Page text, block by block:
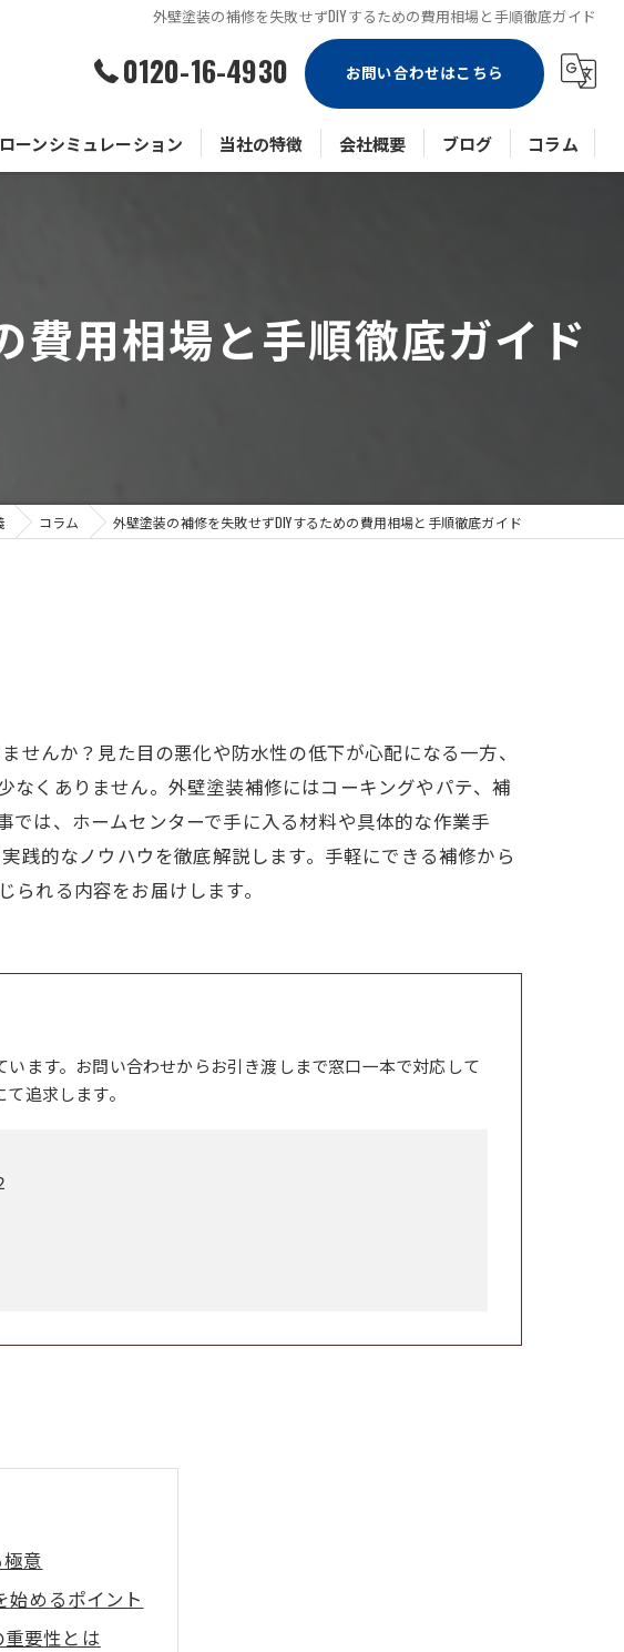
外壁塗装の補修を失敗せずDIYするための費用相場と手順徹底ガイド
0120-16-4930 お問い合わせはこちら
ローンシミュレーション 当社の特徴
ビル
会社概要 ブログ コラム
費用相場と手順徹底ガイド
コラム 外壁塗装の補修を失敗せずDIYするための費用相場と手順徹底ガイド
せんか？見た目の悪化や防水性の低下が心配になる一方、
なくありません。外壁塗装補修にはコーキングやパテ、補
は、ホームセンターで手に入る材料や具体的な作業手
践的なノウハウを徹底解説します。手軽にできる補修から
れる内容をお届けします。
ます。お問い合わせからお引き渡しまで窓口一本で対応して
追求します。
意
始めるポイント
要性とは